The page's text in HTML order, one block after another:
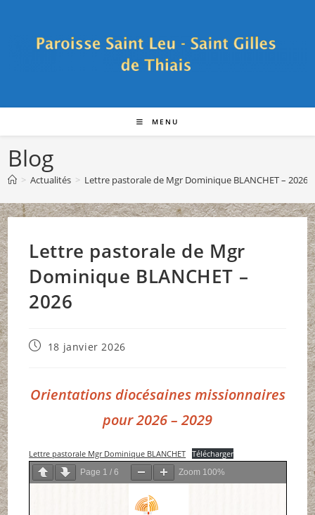
MENU
Blog
> Actualités > Lettre pastorale de Mgr Dominique BLANCHET – 2026
Lettre pastorale de Mgr
Dominique BLANCHET –
2026
Publication
18 janvier 2026
Orientations diocésaines missionnaires
pour 2026 – 2029
Lettre pastorale Mgr Dominique BLANCHET Télécharger
Page 1 /6 Zoom 100%